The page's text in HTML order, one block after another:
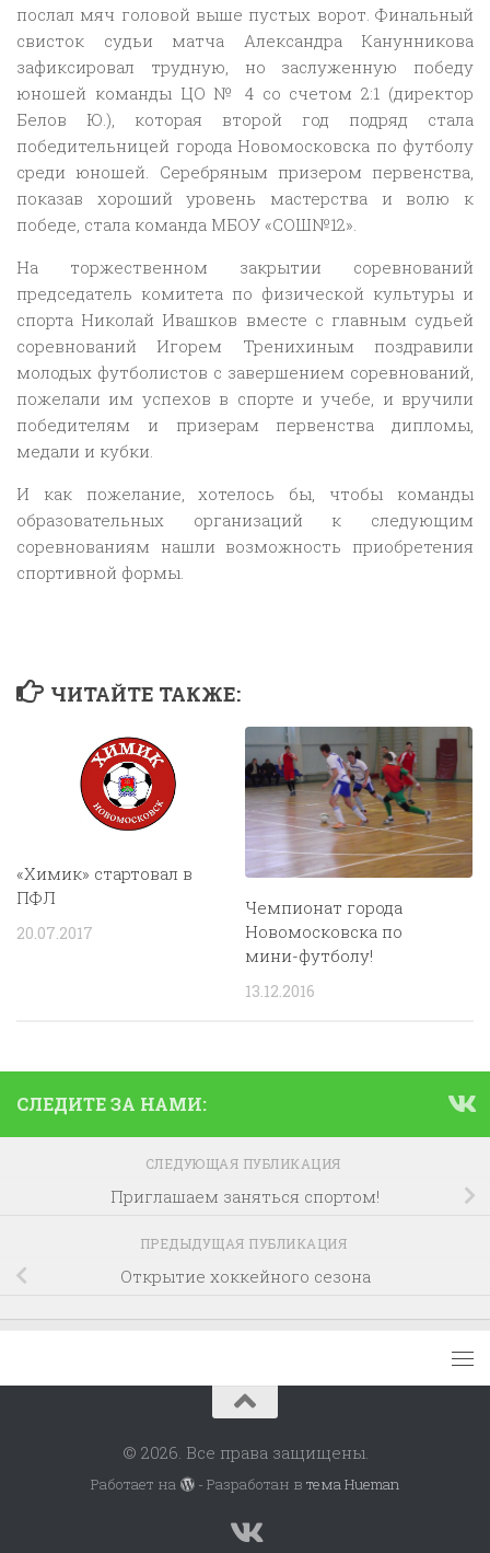
послал мяч головой выше пустых ворот. Финальный
свисток судьи матча Александра Канунникова
зафиксировал трудную, но заслуженную победу
юношей команды ЦО № 4 со счетом 2:1 (директор
Белов Ю.), которая второй год подряд стала
победительницей города Новомосковска по футболу
среди юношей. Серебряным призером первенства,
показав хороший уровень мастерства и волю к
победе, стала команда МБОУ «СОШ№12».
На торжественном закрытии соревнований
председатель комитета по физической культуры и
спорта Николай Ивашков вместе с главным судьей
соревнований Игорем Тренихиным поздравили
молодых футболистов с завершением соревнований,
пожелали им успехов в спорте и учебе, и вручили
победителям и призерам первенства дипломы,
медали и кубки.
И как пожелание, хотелось бы, чтобы команды
образовательных организаций к следующим
соревнованиям нашли возможность приобретения
спортивной формы.
ЧИТАЙТЕ ТАКЖЕ:
«Химик» стартовал в
ПФЛ
20.07.2017
Чемпионат города
Новомосковска по
мини-футболу!
13.12.2016
СЛЕДИТЕ ЗА НАМИ:
СЛЕДУЮЩАЯ ПУБЛИКАЦИЯ
Приглашаем заняться спортом!
ПРЕДЫДУЩАЯ ПУБЛИКАЦИЯ
Открытие хоккейного сезона
© 2026. Все права защищены.
Работает на - Разработан в тема Hueman